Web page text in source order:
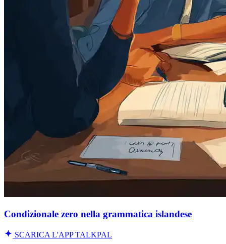
Condizionale zero nella grammatica islandese
SCARICA L'APP TALKPAL